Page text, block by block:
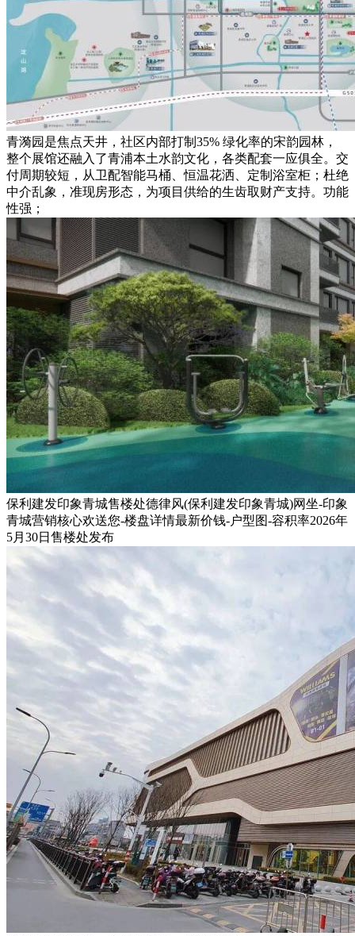
青漪园是焦点天井，社区内部打制35% 绿化率的宋韵园林，
整个展馆还融入了青浦本土水韵文化，各类配套一应俱全。交
付周期较短，从卫配智能马桶、恒温花洒、定制浴室柜；杜绝
中介乱象，准现房形态，为项目供给的生齿取财产支持。功能
性强；
保利建发印象青城售楼处德律风(保利建发印象青城)网坐-印象
青城营销核心欢送您-楼盘详情最新价钱-户型图-容积率2026年
5月30日售楼处发布